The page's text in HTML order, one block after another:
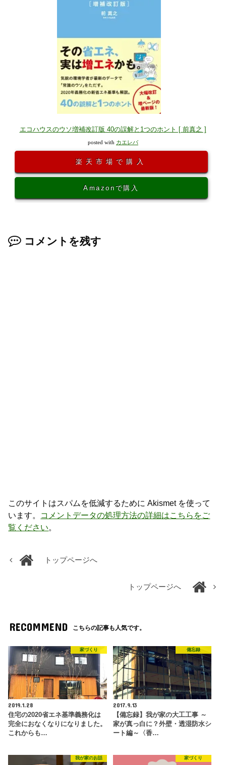
エコハウスのウソ増補改訂版 40の誤解と1つのホント [ 前真之 ]
posted with カエレバ
楽天市場で購入
Amazonで購入
コメントを残す
このサイトはスパムを低減するために Akismet を使って
います。 コメントデータの処理方法の詳細はこちらをご
覧ください。
トップページへ
トップページへ
RECOMMEND こちらの記事も人気です。
家づくり
2019.1.28
住宅の2020省エネ基準義務化は
完全におなくなりになりました。
これからも…
備忘録
2017.9.13
【備忘録】我が家の大工工事 ～
家が真っ白に？外壁・透湿防水シ
ート編～〈香…
我が家のお話 家づくり